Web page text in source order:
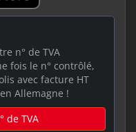
n° de TVA
fois le n° contrôlé,
avec facture HT
Allemagne !
de TVA